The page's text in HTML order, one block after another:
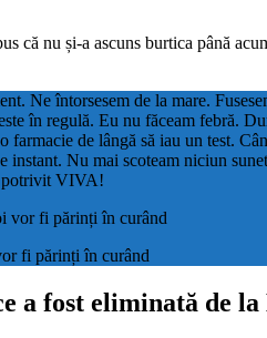
că nu și-a ascuns burtica până
Ne întorsesem de la mare.
în regulă. Eu nu făceam febră.
farmacie de lângă să iau un test.
instant. Nu mai scoteam niciun
potrivit VIVA!
fi părinți în curând
a fost eliminată de